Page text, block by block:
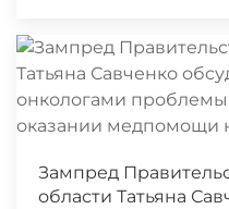
Зампред
области Татьяна